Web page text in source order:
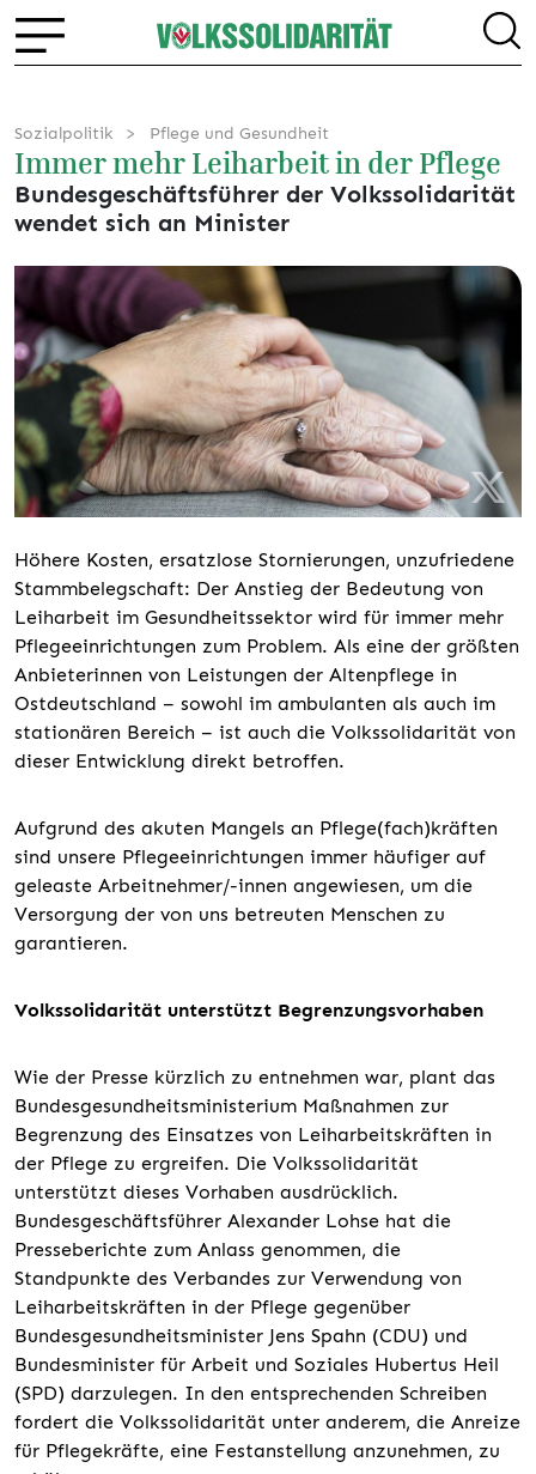
Sozialpolitik Pflege und Gesundheit
Immer mehr Leiharbeit in der Pflege
Bundesgeschäftsführer der Volkssolidarität
wendet sich an Minister
Höhere Kosten, ersatzlose Stornierungen, unzufriedene
Stammbelegschaft: Der Anstieg der Bedeutung von
Leiharbeit im Gesundheitssektor wird für immer mehr
Pflegeeinrichtungen zum Problem. Als eine der größten
Anbieterinnen von Leistungen der Altenpflege in
Ostdeutschland – sowohl im ambulanten als auch im
stationären Bereich – ist auch die Volkssolidarität von
dieser Entwicklung direkt betroffen.
Aufgrund des akuten Mangels an Pflege(fach)kräften
sind unsere Pflegeeinrichtungen immer häufiger auf
geleaste Arbeitnehmer/-innen angewiesen, um die
Versorgung der von uns betreuten Menschen zu
garantieren.
Volkssolidarität unterstützt Begrenzungsvorhaben
Wie der Presse kürzlich zu entnehmen war, plant das
Bundesgesundheitsministerium Maßnahmen zur
Begrenzung des Einsatzes von Leiharbeitskräften in
der Pflege zu ergreifen. Die Volkssolidarität
unterstützt dieses Vorhaben ausdrücklich.
Bundesgeschäftsführer Alexander Lohse hat die
Presseberichte zum Anlass genommen, die
Standpunkte des Verbandes zur Verwendung von
Leiharbeitskräften in der Pflege gegenüber
Bundesgesundheitsminister Jens Spahn (CDU) und
Bundesminister für Arbeit und Soziales Hubertus Heil
(SPD) darzulegen. In den entsprechenden Schreiben
fordert die Volkssolidarität unter anderem, die Anreize
für Pflegekräfte, eine Festanstellung anzunehmen, zu